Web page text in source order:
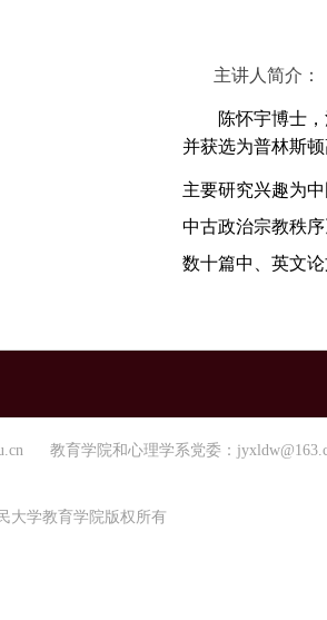
主讲人简介：
陈怀宇博士
并获选为普林斯
主要研究兴趣为
中古政治宗教秩
数十篇中、英文
教育学院和心理学系党委：
大学教育学院版权所有